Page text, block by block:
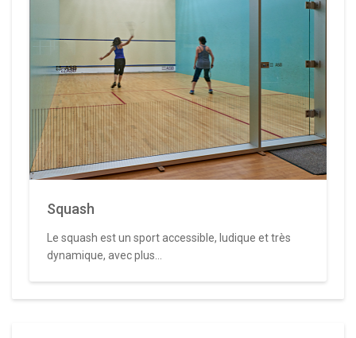
Squash
Le squash est un sport accessible, ludique et très
dynamique, avec plus...